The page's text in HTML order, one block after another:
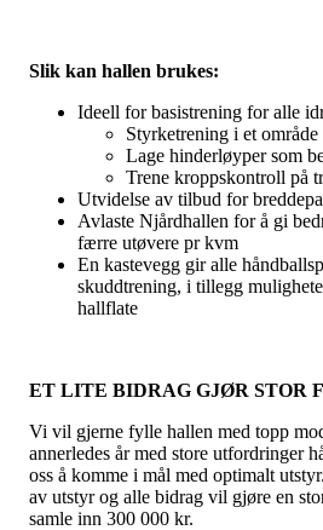
Slik kan hallen brukes:
Ideell for basistrening for alle
Styrketrening i et
Lage hinderløyper som
Trene kroppskontroll på
Utvidelse av tilbud for
Avlaste Njårdhallen for å gi
færre utøvere pr kvm
En kastevegg gir alle
skuddtrening, i tillegg
hallflate
ET LITE BIDRAG GJØR STOR
Vi vil gjerne fylle hallen med topp
annerledes år med store utfordringer
oss å komme i mål med optimalt
av utstyr og alle bidrag vil gjøre en
samle inn 300 000 kr.